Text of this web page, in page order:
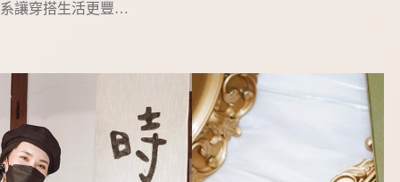
系讓穿搭生活更豐…